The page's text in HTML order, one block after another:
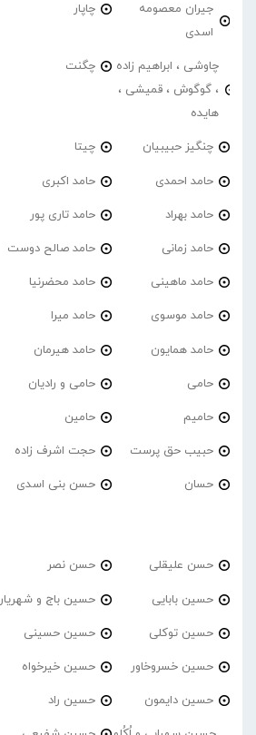
جیران معصومه
اسدی
چاپار
چاوشی ، ابراهیم زاده
، گوگوش ، قمیشی ،
هایده
چگنت
چنگیز حبیبیان چیتا
حامد احمدی حامد اکبری
حامد بهراد حامد تاری پور
حامد زمانی حامد صالح دوست
حامد ماهینی حامد محضرنیا
حامد موسوی حامد میرا
حامد همایون حامد هیرمان
حامی حامی و رادیان
حامیم حامین
حبیب حق پرست حجت اشرف زاده
حسان حسن بنی اسدی
حسن علیقلی حسن نصر
حسین بابایی حسین باج و شهریار
حسین توکلی حسین حسینی
حسین خسروخاور حسین خیرخواه
حسین دایمون حسین راد